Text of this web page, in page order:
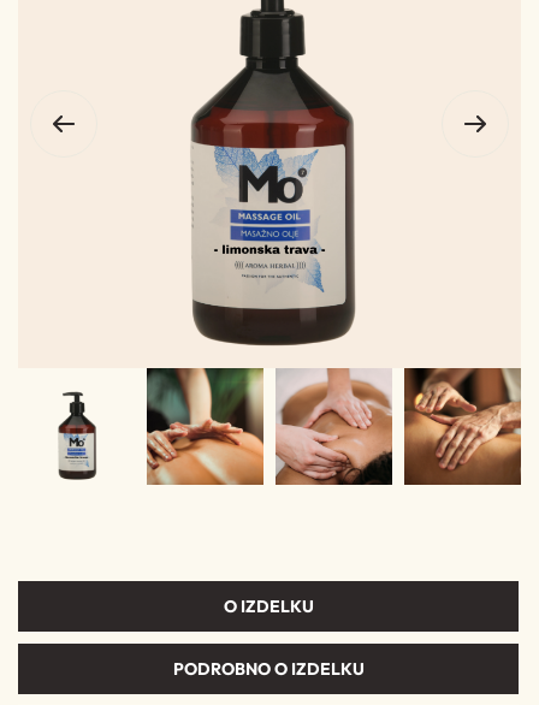
O IZDELKU
PODROBNO O IZDELKU